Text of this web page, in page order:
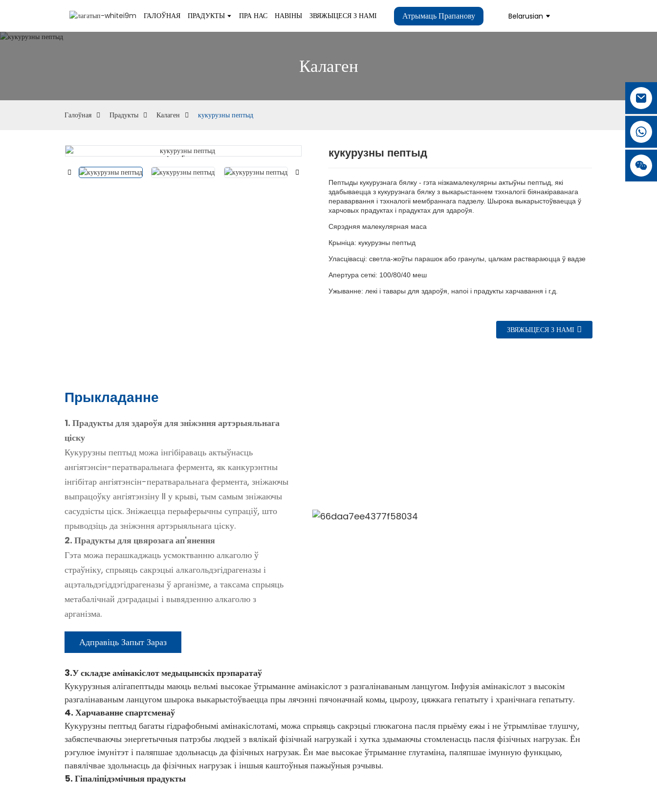
ГАЛОЎНАЯ ПРАДУКТЫ ПРА НАС НАВІНЫ ЗВЯЖЫЦЕСЯ З НАМІ Атрымаць Прапанову Belarusian
Калаген
Галоўная Прадукты Калаген кукурузны пептыд
Loading...
Loading... Loading...
Loading...
кукурузны пептыд
Пептыды кукурузнага бялку - гэта нізкамалекулярны актыўны пептыд, які
здабываецца з кукурузнага бялку з выкарыстаннем тэхналогіі біянакіраванага
пераварвання і тэхналогіі мембраннага падзелу. Шырока выкарыстоўваецца ў
харчовых прадуктах і прадуктах для здароўя.
Сярэдняя малекулярная маса
Крыніца: кукурузны пептыд
Уласцівасці: светла-жоўты парашок або гранулы, цалкам раствараюцца ў вадзе
Апертура сеткі: 100/80/40 меш
Ужыванне: лекі і тавары для здароўя, напоі і прадукты харчавання і г.д.
ЗВЯЖЫЦЕСЯ З НАМІ
Прыкладанне
1. Прадукты для здароўя для зніжэння артэрыяльнага
ціску
Кукурузны пептыд можа інгібіраваць актыўнасць
ангіятэнсін-ператваральнага фермента, як канкурэнтны
інгібітар ангіятэнсін-ператваральнага фермента, зніжаючы
выпрацоўку ангіятэнзіну II у крыві, тым самым зніжаючы
сасудзісты ціск. Зніжаецца перыферычны супраціў, што
прыводзіць да зніжэння артэрыяльнага ціску.
2. Прадукты для цвярозага ап'янення
Гэта можа перашкаджаць усмоктванню алкаголю ў
страўніку, спрыяць сакрэцыі алкагольдэгідрагеназы і
ацэтальдэгіддэгідрагеназы ў арганізме, а таксама спрыяць
метабалічнай дэградацыі і вывядзенню алкаголю з
арганізма.
Адправіць Запыт Зараз
3.У складзе амінакіслот медыцынскіх прэпаратаў
Кукурузныя алігапептыды маюць вельмі высокае ўтрыманне амінакіслот з разгалінаваным ланцугом. Інфузія амінакіслот з высокім
разгалінаваным ланцугом шырока выкарыстоўваецца пры лячэнні пячоначнай комы, цырозу, цяжкага гепатыту і хранічнага гепатыту.
4. Харчаванне спартсменаў
Кукурузны пептыд багаты гідрафобнымі амінакіслотамі, можа спрыяць сакрэцыі глюкагона пасля прыёму ежы і не ўтрымлівае тлушчу,
забяспечваючы энергетычныя патрэбы людзей з вялікай фізічнай нагрузкай і хутка здымаючы стомленасць пасля фізічных нагрузак. Ён
рэгулюе імунітэт і паляпшае здольнасць да фізічных нагрузак. Ён мае высокае ўтрыманне глутаміна, паляпшае імунную функцыю,
павялічвае здольнасць да фізічных нагрузак і іншыя каштоўныя пажыўныя рэчывы.
5. Гіпаліпідэмічныя прадукты